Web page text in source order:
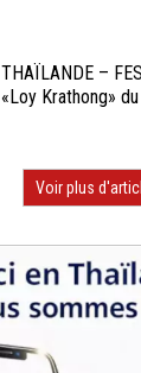
THAÏLANDE –
«Loy Krathong»
Voir plus